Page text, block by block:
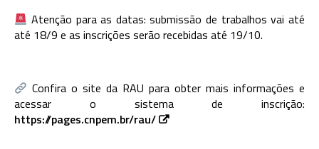
Atenção para as datas: submissão de trabalhos vai até
até 18/9 e as inscrições serão recebidas até 19/10.
Confira o site da RAU para obter mais informações e
acessar o sistema de inscrição:
https://pages.cnpem.br/rau/